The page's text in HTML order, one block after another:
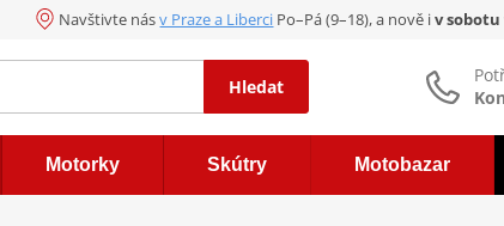
Navštivte násv Praze a Liberci Po–Pá (9–18), a nově iv sobotu
Hledat
Motorky Skútry Motobazar